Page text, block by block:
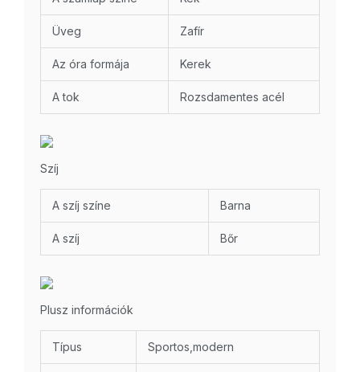
Üveg Zafír
Az óra formája Kerek
A tok Rozsdamentes acél
Szíj
A szíj színe Barna
A szíj Bőr
Plusz információk
Típus Sportos,modern